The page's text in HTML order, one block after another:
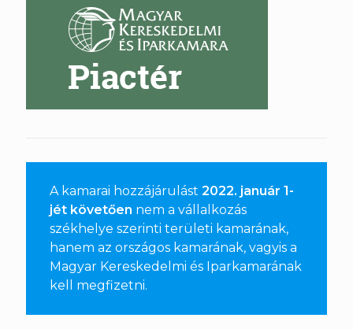
A kamarai hozzájárulást 2022. január 1-
jét követően nem a vállalkozás
székhelye szerinti területi kamarának,
hanem az országos kamarának, vagyis a
Magyar Kereskedelmi és Iparkamarának
kell megfizetni.